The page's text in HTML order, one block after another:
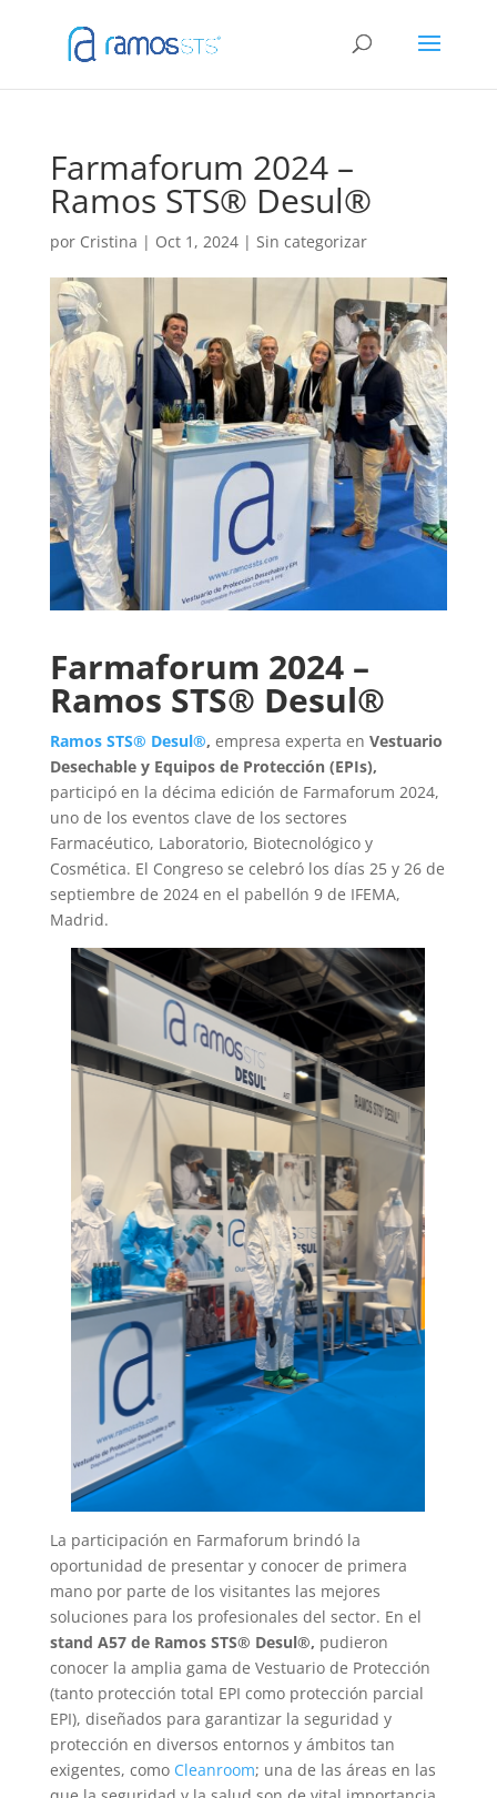
Farmaforum 2024 –
Ramos STS® Desul®
por Cristina | Oct 1, 2024| Sin categorizar
Farmaforum 2024 –
Ramos STS® Desul®
Ramos STS® Desul®, empresa experta en Vestuario
Desechable y Equipos de Protección (EPIs),
participó en la décima edición de Farmaforum 2024,
uno de los eventos clave de los sectores
Farmacéutico, Laboratorio, Biotecnológico y
Cosmética. El Congreso se celebró los días 25 y 26 de
septiembre de 2024 en el pabellón 9 de IFEMA,
Madrid.
La participación en Farmaforum brindó la
oportunidad de presentar y conocer de primera
mano por parte de los visitantes las mejores
soluciones para los profesionales del sector. En el
stand A57 de Ramos STS® Desul®, pudieron
conocer la amplia gama de Vestuario de Protección
(tanto protección total EPI como protección parcial
EPI), diseñados para garantizar la seguridad y
protección en diversos entornos y ámbitos tan
exigentes, como Cleanroom; una de las áreas en las